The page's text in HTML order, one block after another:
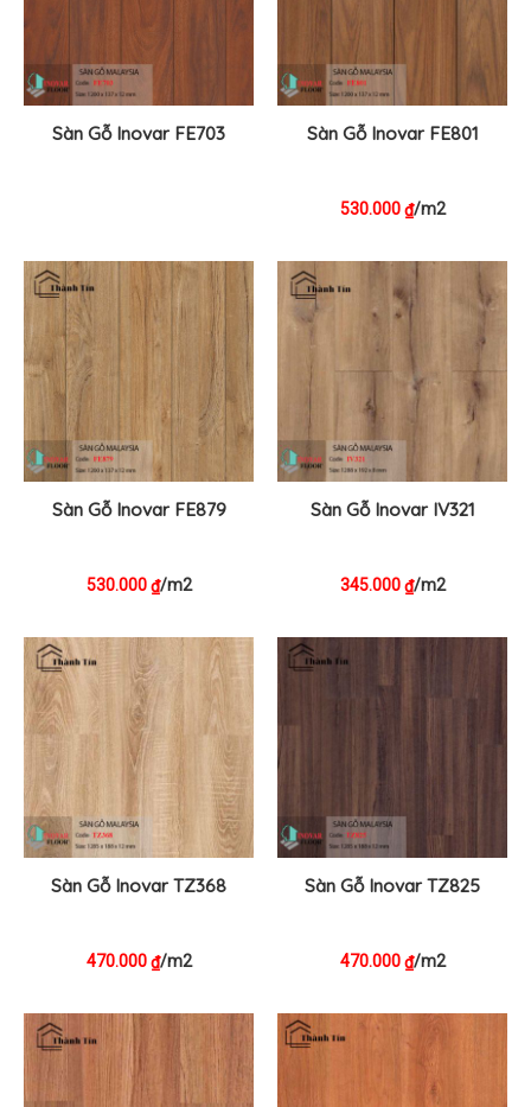
Sàn Gỗ Inovar FE703 Sàn Gỗ Inovar FE801
530.000₫/m2
Sàn Gỗ Inovar FE879
530.000₫/m2
Sàn Gỗ Inovar IV321
345.000₫/m2
Sàn Gỗ Inovar TZ368
470.000₫/m2
Sàn Gỗ Inovar TZ825
470.000₫/m2